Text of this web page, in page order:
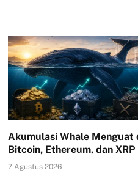
Akumulasi Whale Menguat
Bitcoin, Ethereum, dan XRP
7 Agustus 2026